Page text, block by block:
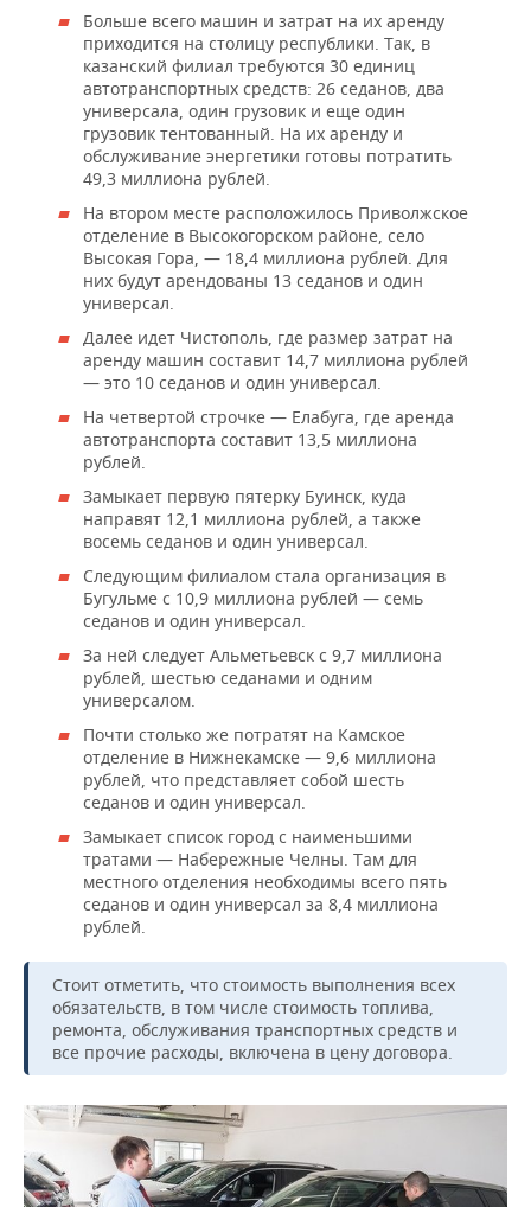
Больше всего машин и затрат на их аренду
приходится на столицу республики. Так, в
казанский филиал требуются 30 единиц
автотранспортных средств: 26 седанов, два
универсала, один грузовик и еще один
грузовик тентованный. На их аренду и
обслуживание энергетики готовы потратить
49,3 миллиона рублей.
На втором месте расположилось Приволжское
отделение в Высокогорском районе, село
Высокая Гора, — 18,4 миллиона рублей. Для
них будут арендованы 13 седанов и один
универсал.
Далее идет Чистополь, где размер затрат на
аренду машин составит 14,7 миллиона рублей
— это 10 седанов и один универсал.
На четвертой строчке — Елабуга, где аренда
автотранспорта составит 13,5 миллиона
рублей.
Замыкает первую пятерку Буинск, куда
направят 12,1 миллиона рублей, а также
восемь седанов и один универсал.
Следующим филиалом стала организация в
Бугульме с 10,9 миллиона рублей — семь
седанов и один универсал.
За ней следует Альметьевск с 9,7 миллиона
рублей, шестью седанами и одним
универсалом.
Почти столько же потратят на Камское
отделение в Нижнекамске — 9,6 миллиона
рублей, что представляет собой шесть
седанов и один универсал.
Замыкает список город с наименьшими
тратами — Набережные Челны. Там для
местного отделения необходимы всего пять
седанов и один универсал за 8,4 миллиона
рублей.
Стоит отметить, что стоимость выполнения всех
обязательств, в том числе стоимость топлива,
ремонта, обслуживания транспортных средств и
все прочие расходы, включена в цену договора.